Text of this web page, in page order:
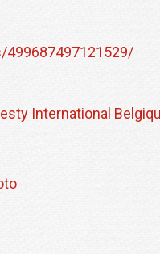
International